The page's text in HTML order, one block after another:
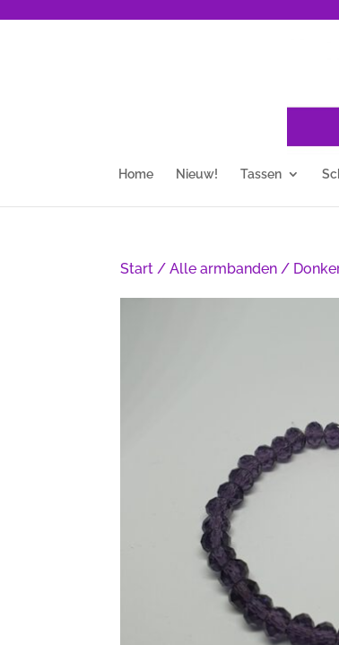
Home Nieuw! Tassen
Start /Alle armbanden /